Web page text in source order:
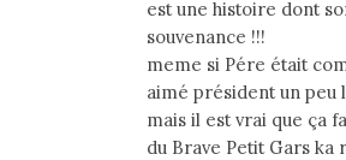
est une histoire dont
souvenance !!!
meme si Pére était
aimé président un peu
mais il est vrai que ça
du Brave Petit Gars ka